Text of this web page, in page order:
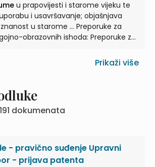
u prapovijesti i starome vijeku te
i usavršavanje; objašnjava
u starome ... Preporuke za
obrazovnih ishoda: Preporuke za
i tehnologije na razvoj društva
znanja u Europi pod arapskim i
utjecajem; raspravlja o važnosti
misli iizuma...
Prikaži više
191 dokumenata
- pravično suđenje Upravni
- prijava patenta